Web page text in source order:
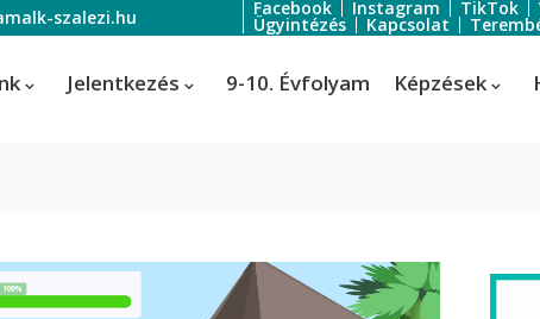
szalezi.hu Facebook Instagram TikTok
Ügyintézés Kapcsolat
Jelentkezés 9-10. Évfolyam Képzések
Informatikai rendszer- és